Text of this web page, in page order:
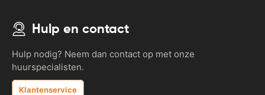
Hulp en contact
Hulp nodig? Neem dan contact op met onze
huurspecialisten.
Klantenservice